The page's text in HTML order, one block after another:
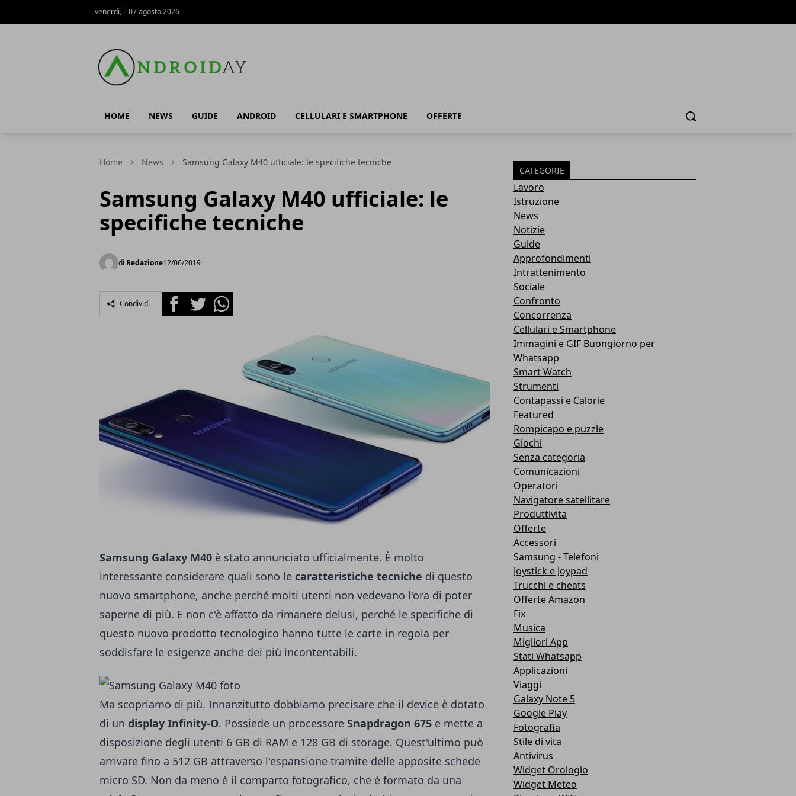
venerdì, il 07 agosto 2026
HOME NEWS GUIDE ANDROID CELLULARI E SMARTPHONE OFFERTE Cerca
Home News Samsung Galaxy M40 ufficiale: le specifiche tecniche
Samsung Galaxy M40 ufficiale: le
specifiche tecniche
di Redazione12/06/2019
Condividi FacebookTwitterWhatsapp
Samsung Galaxy M40 è stato annunciato ufficialmente. È molto
interessante considerare quali sono le caratteristiche tecniche di questo
nuovo smartphone, anche perché molti utenti non vedevano l'ora di poter
saperne di più. E non c'è affatto da rimanere delusi, perché le specifiche di
questo nuovo prodotto tecnologico hanno tutte le carte in regola per
soddisfare le esigenze anche dei più incontentabili.
Ma scopriamo di più. Innanzitutto dobbiamo precisare che il device è dotato
di un display Infinity-O. Possiede un processore Snapdragon 675 e mette a
disposizione degli utenti 6 GB di RAM e 128 GB di storage. Quest'ultimo può
arrivare fino a 512 GB attraverso l'espansione tramite delle apposite schede
micro SD. Non da meno è il comparto fotografico, che è formato da una
CATEGORIE
Lavoro
Istruzione
News
Notizie
Guide
Approfondimenti
Intrattenimento
Sociale
Confronto
Concorrenza
Cellulari e Smartphone
Immagini e GIF Buongiorno per
Whatsapp
Smart Watch
Strumenti
Contapassi e Calorie
Featured
Rompicapo e puzzle
Giochi
Senza categoria
Comunicazioni
Operatori
Navigatore satellitare
Produttivita
Offerte
Accessori
Samsung - Telefoni
Joystick e Joypad
Trucchi e cheats
Offerte Amazon
Fix
Musica
Migliori App
Stati Whatsapp
Applicazioni
Viaggi
Galaxy Note 5
Google Play
Fotografia
Stile di vita
Antivirus
Widget Orologio
Widget Meteo